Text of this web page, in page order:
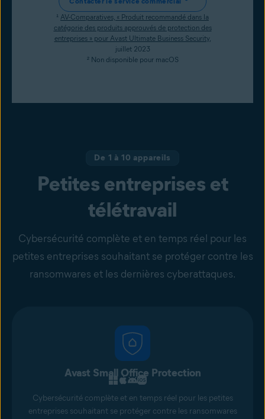
¹ AV-Comparatives, « Produit recommandé dans la
catégorie des produits approuvés de protection des
entreprises » pour Avast Ultimate Business Security,
juillet 2023
² Non disponible pour macOS
De 1 à 10 appareils
Petites entreprises et
télétravail
Cybersécurité complète et en temps réel pour les
petites entreprises souhaitant se protéger contre les
ransomwares et les dernières cyberattaques.
Avast Small Office Protection
Cybersécurité complète et en temps réel pour les petites
entreprises souhaitant se protéger contre les ransomwares